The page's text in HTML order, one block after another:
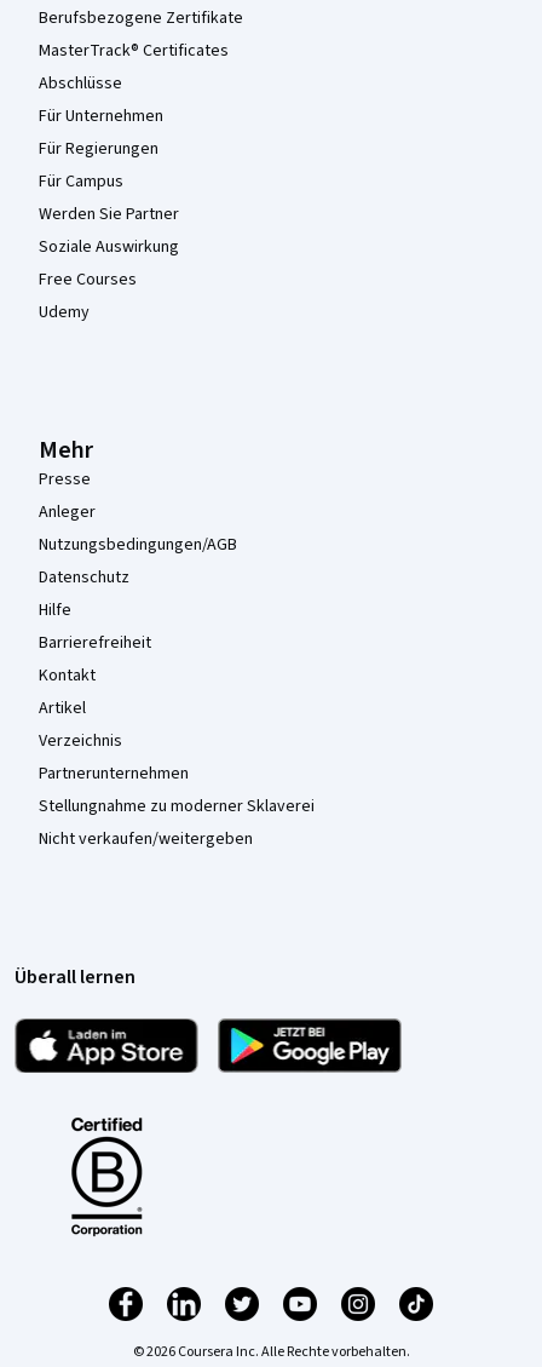
Berufsbezogene Zertifikate
MasterTrack® Certificates
Abschlüsse
Für Unternehmen
Für Regierungen
Für Campus
Werden Sie Partner
Soziale Auswirkung
Free Courses
Udemy
Mehr
Presse
Anleger
Nutzungsbedingungen/AGB
Datenschutz
Hilfe
Barrierefreiheit
Kontakt
Artikel
Verzeichnis
Partnerunternehmen
Stellungnahme zu moderner Sklaverei
Nicht verkaufen/weitergeben
Überall lernen
© 2026 Coursera Inc. Alle Rechte vorbehalten.